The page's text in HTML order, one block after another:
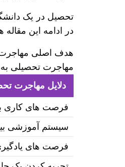
تحصیل در یک
در ادامه این مقاله
هدف اصلی مهاجرت
مهاجرت تحصیلی به
دلایل مهاجرت
فرصت های کاری
سیستم آموزشی
فرصت های